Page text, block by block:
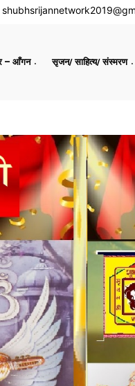
– आँगन सृजन/ साहित्य/ संस्मरण